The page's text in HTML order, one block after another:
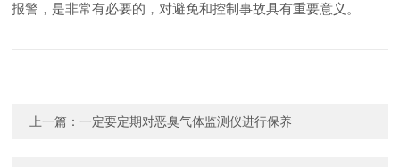
报警，是非常有必要的，对避免和控制事故具有重要意义。
上一篇：一定要定期对恶臭气体监测仪进行保养